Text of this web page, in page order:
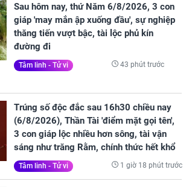
Sau hôm nay, thứ Năm 6/8/2026, 3 con
giáp 'may mắn ập xuống đầu', sự nghiệp
thăng tiến vượt bậc, tài lộc phủ kín
đường đi
Tâm linh - Tử vi 43 phút trước
Trúng số độc đắc sau 16h30 chiều nay
(6/8/2026), Thần Tài 'điểm mặt gọi tên',
3 con giáp lộc nhiều hơn sông, tài vận
sáng như trăng Rằm, chính thức hết khổ
Tâm linh - Tử vi 1 giờ 18 phút trước